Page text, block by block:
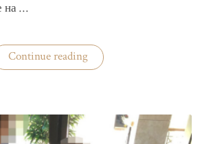
на …
Continue reading«Кто
поспособствовал
Барсук»